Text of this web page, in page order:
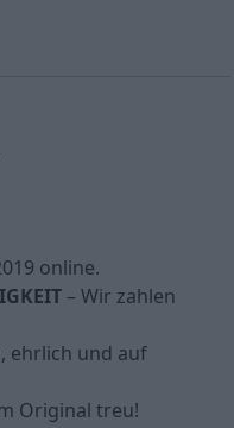
online.
– Wir zahlen
ehrlich und auf
Original treu!